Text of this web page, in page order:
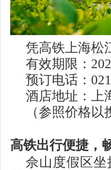
凭高铁上海松
有效期限：
预订电话：
酒店地址：上
（参照价格
高铁出行便捷，
佘山度假区